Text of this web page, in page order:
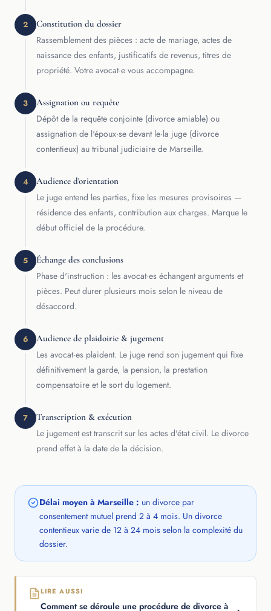
2 Constitution du dossier
Rassemblement des pièces : acte de mariage, actes de
naissance des enfants, justificatifs de revenus, titres de
propriété. Votre avocat·e vous accompagne.
3 Assignation ou requête
Dépôt de la requête conjointe (divorce amiable) ou
assignation de l'époux·se devant le·la juge (divorce
contentieux) au tribunal judiciaire de Marseille.
4 Audience d'orientation
Le juge entend les parties, fixe les mesures provisoires —
résidence des enfants, contribution aux charges. Marque le
début officiel de la procédure.
5 Échange des conclusions
Phase d'instruction : les avocat·es échangent arguments et
pièces. Peut durer plusieurs mois selon le niveau de
désaccord.
6 Audience de plaidoirie & jugement
Les avocat·es plaident. Le juge rend son jugement qui fixe
définitivement la garde, la pension, la prestation
compensatoire et le sort du logement.
7 Transcription & exécution
Le jugement est transcrit sur les actes d'état civil. Le divorce
prend effet à la date de la décision.
Délai moyen à Marseille : un divorce par
consentement mutuel prend 2 à 4 mois. Un divorce
contentieux varie de 12 à 24 mois selon la complexité du
dossier.
LIRE AUSSI
Comment se déroule une procédure de divorce à